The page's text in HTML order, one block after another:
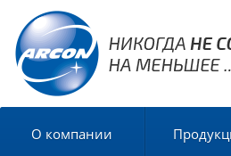
О компании